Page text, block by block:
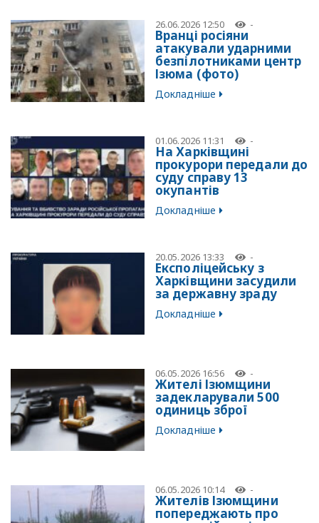
26.06.2026 12:50 -
Вранці росіяни
атакували ударними
безпілотниками центр
Ізюма (фото)
Докладніше
01.06.2026 11:31 -
На Харківщині
прокурори передали до
суду справу 13
окупантів
Докладніше
20.05.2026 13:33 -
Експоліцейську з
Харківщини засудили
за державну зраду
Докладніше
06.05.2026 16:56 -
Жителі Ізюмщини
задекларували 500
одиниць зброї
Докладніше
06.05.2026 10:14 -
Жителів Ізюмщини
попереджають про